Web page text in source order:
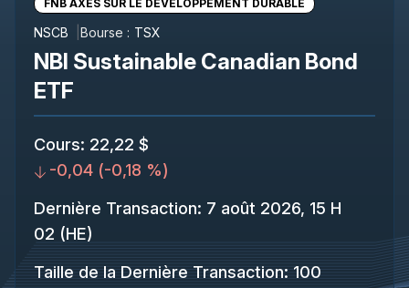
FNB AXÉS SUR LE DÉVELOPPEMENT DURABLE
NSCB Bourse : TSX
NBI Sustainable Canadian Bond
ETF
Cours: 22,22 $
-0,04 (-0,18 %)
Dernière Transaction: 7 août 2026, 15 H
02 (HE)
Taille de la Dernière Transaction: 100